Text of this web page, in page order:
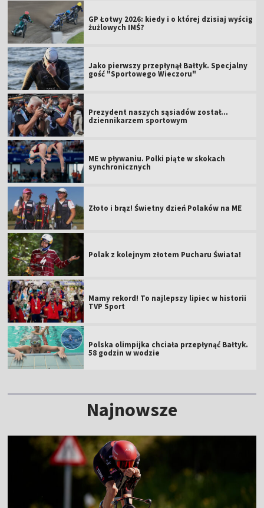
GP Łotwy 2026: kiedy i o której dzisiaj wyścig
żużlowych IMŚ?
Jako pierwszy przepłynął Bałtyk. Specjalny
gość "Sportowego Wieczoru"
Prezydent naszych sąsiadów został...
dziennikarzem sportowym
ME w pływaniu. Polki piąte w skokach
synchronicznych
Złoto i brąz! Świetny dzień Polaków na ME
Polak z kolejnym złotem Pucharu Świata!
Mamy rekord! To najlepszy lipiec w historii
TVP Sport
Polska olimpijka chciała przepłynąć Bałtyk.
58 godzin w wodzie
Najnowsze